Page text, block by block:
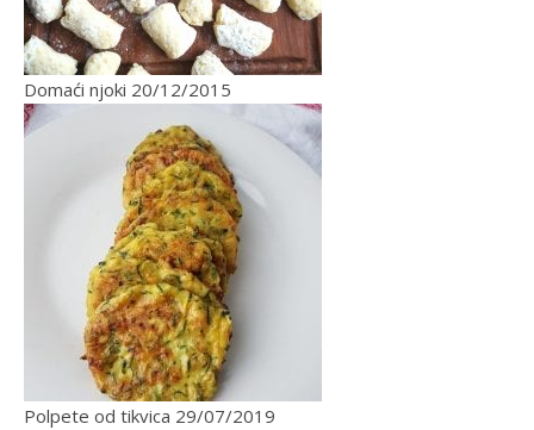
Domaći njoki 20/12/2015
Polpete od tikvica 29/07/2019